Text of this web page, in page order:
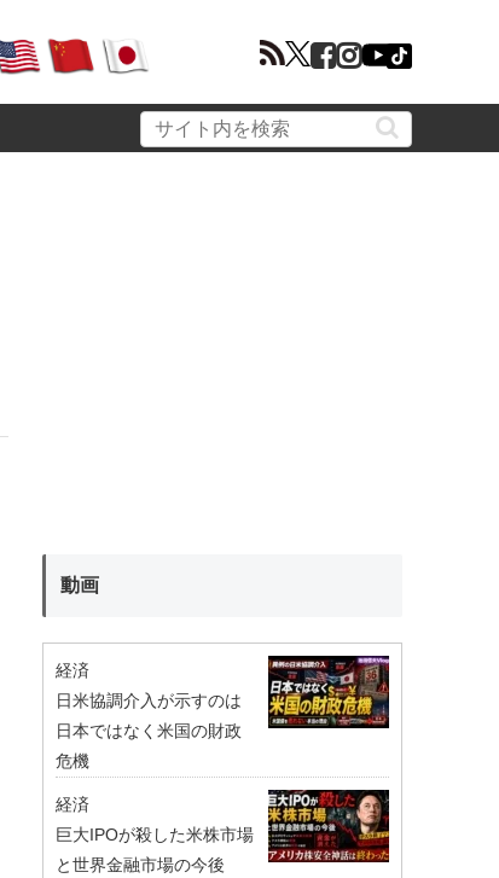
動画
経済
日米協調介入が示すのは
日本ではなく米国の財政
危機
経済
巨大IPOが殺した米株市場
と世界金融市場の今後